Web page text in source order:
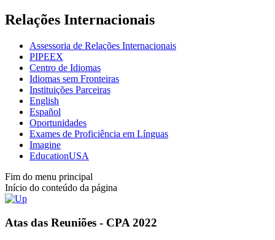
Relações Internacionais
Assessoria de Relações Internacionais
PIPEEX
Centro de Idiomas
Idiomas sem Fronteiras
Instituições Parceiras
English
Español
Oportunidades
Exames de Proficiência em Línguas
Imagine
EducationUSA
Fim do menu principal
Início do conteúdo da página
Atas das Reuniões - CPA 2022